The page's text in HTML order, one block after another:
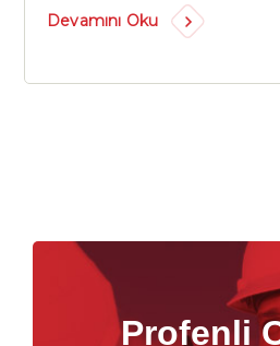
Devamını Oku
Profenli